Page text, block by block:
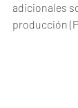
adicionales
producción